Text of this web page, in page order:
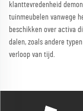
klanttevredenheid
tuinmeubelen vanwege
beschikken over activa
dalen, zoals andere
verloop van tijd.